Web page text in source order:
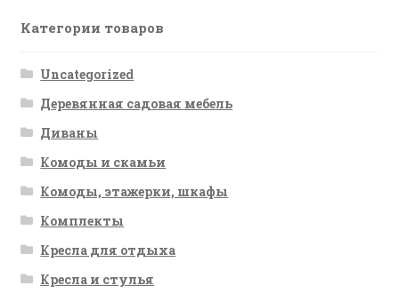
Категории товаров
Uncategorized
Деревянная садовая мебель
Диваны
Комоды и скамьи
Комоды, этажерки, шкафы
Комплекты
Кресла для отдыха
Кресла и стулья